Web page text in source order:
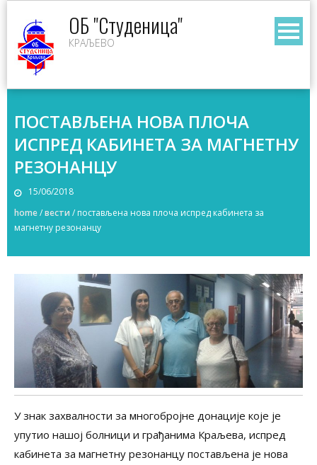
content
ОБ "Студеница"
КРАЉЕВО
ПОСТАВЉЕНА НОВА ПЛОЧА
ИСПРЕД КАБИНЕТА ЗА МАГНЕТНУ
РЕЗОНАНЦУ
15/06/2018
home/вести / постављена нова плоча испред кабинета за
магнетну резонанцу
У знак захвалности за многобројне донације које је
упутио нашој болници и грађанима Краљева, испред
кабинета за магнетну резонанцу постављена је нова